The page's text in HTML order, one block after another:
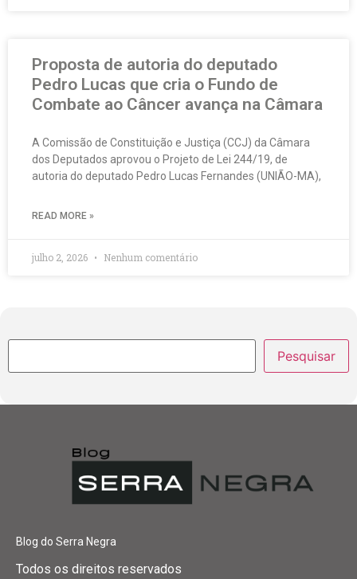
Proposta de autoria do deputado
Pedro Lucas que cria o Fundo de
Combate ao Câncer avança na Câmara
A Comissão de Constituição e Justiça (CCJ) da Câmara
dos Deputados aprovou o Projeto de Lei 244/19, de
autoria do deputado Pedro Lucas Fernandes (UNIÃO-MA),
READ MORE »
julho 2, 2026 Nenhum comentário
Pesquisar
Blog do Serra Negra
Todos os direitos reservados